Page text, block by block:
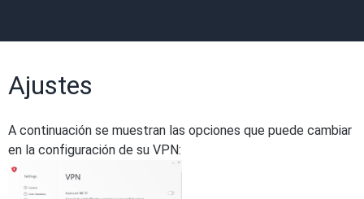
Ajustes
A continuación se muestran las opciones que puede cambiar
en la configuración de su VPN: